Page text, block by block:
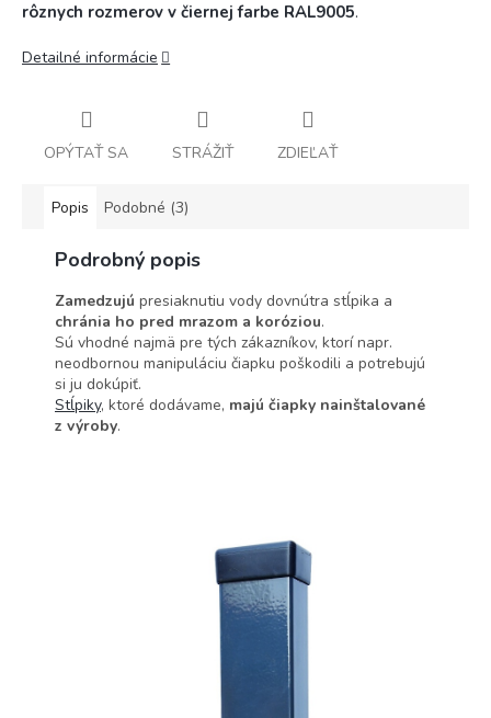
rôznych rozmerov v čiernej farbe RAL9005.
Detailné informácie
OPÝTAŤ SA STRÁŽIŤ ZDIEĽAŤ
Popis Podobné (3)
Podrobný popis
Zamedzujú presiaknutiu vody dovnútra stĺpika a
chránia ho pred mrazom a koróziou.
Sú vhodné najmä pre tých zákazníkov, ktorí napr.
neodbornou manipuláciu čiapku poškodili a potrebujú
si ju dokúpiť.
Stĺpiky, ktoré dodávame, majú čiapky nainštalované
z výroby.